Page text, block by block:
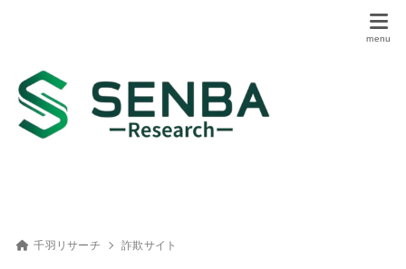
千羽リサーチ 詐欺サイト